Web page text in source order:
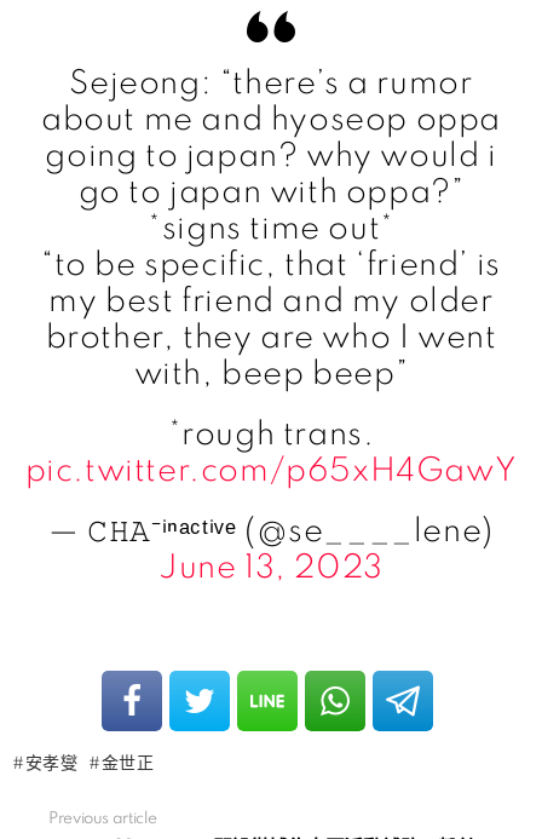
Sejeong: “there’s a rumor
about me and hyoseop oppa
going to japan? why would i
go to japan with oppa?”
*signs time out*
“to be specific, that ‘friend’ is
my best friend and my older
brother, they are who I went
with, beep beep”
*rough trans.
pic.twitter.com/p65xH4GawY
— 𝙲𝙷𝙰⁻ⁱⁿᵃᶜᵗⁱᵛᵉ (@se____lene)
June 13, 2023
安孝燮 金世正
Previous article